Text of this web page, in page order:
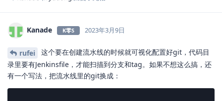
Kanade K零S 2023年3月9日
rufei
这个要在创建流水线的时候就可视化配置好git，代码目
录里要有Jenkinsfile，才能扫描到分支和tag。如果不想这么搞，还
有一个写法，把流水线里的git换成：